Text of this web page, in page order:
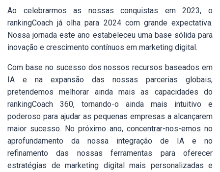
Ao celebrarmos as nossas conquistas em 2023, o
rankingCoach já olha para 2024 com grande expectativa.
Nossa jornada este ano estabeleceu uma base sólida para
inovação e crescimento contínuos em marketing digital.
Com base no sucesso dos nossos recursos baseados em
IA e na expansão das nossas parcerias globais,
pretendemos melhorar ainda mais as capacidades do
rankingCoach 360, tornando-o ainda mais intuitivo e
poderoso para ajudar as pequenas empresas a alcançarem
maior sucesso. No próximo ano, concentrar-nos-emos no
aprofundamento da nossa integração de IA e no
refinamento das nossas ferramentas para oferecer
estratégias de marketing digital mais personalizadas e